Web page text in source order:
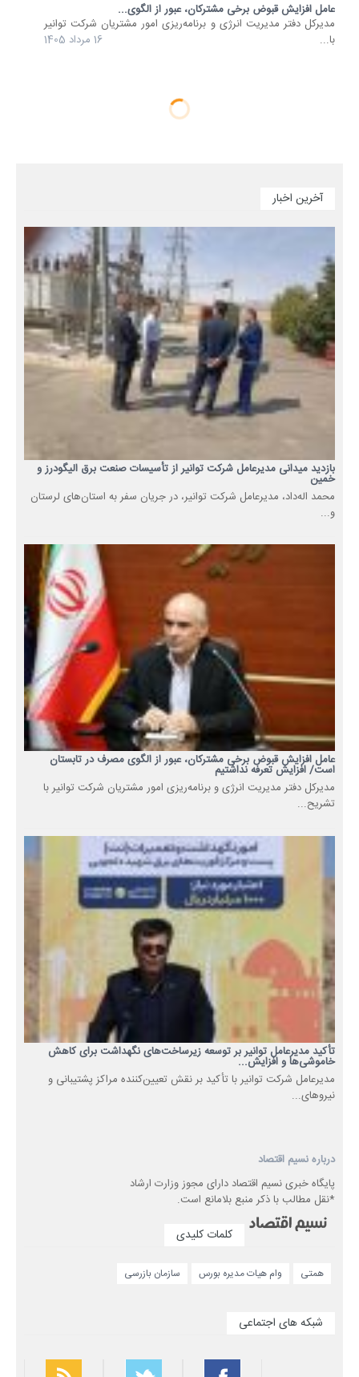
عامل افزایش قبوض برخی مشترکان، عبور از الگوی...
مدیرکل دفتر مدیریت انرژی و برنامه‌ریزی امور مشتریان شرکت توانیر
با...
16 مرداد 1405
آخرین اخبار
بازدید میدانی مدیرعامل شرکت توانیر از تأسیسات صنعت برق الیگودرز و
خمین
محمد اله‌داد، مدیرعامل شرکت توانیر، در جریان سفر به استان‌های لرستان
و...
عامل افزایش قبوض برخی مشترکان، عبور از الگوی مصرف در تابستان
است/ افزایش تعرفه نداشتیم
مدیرکل دفتر مدیریت انرژی و برنامه‌ریزی امور مشتریان شرکت توانیر با
تشریح...
تأکید مدیرعامل توانیر بر توسعه زیرساخت‌های نگهداشت برای کاهش
خاموشی‌ها و افزایش...
مدیرعامل شرکت توانیر با تأکید بر نقش تعیین‌کننده مراکز پشتیبانی و
نیروهای...
درباره نسیم اقتصاد
پایگاه خبری نسیم اقتصاد دارای مجوز وزارت ارشاد
*نقل مطالب با ذکر منبع بلامانع است.
کلمات کلیدی
همتی وام هیات مدیره بورس سازمان بازرسی
شبکه های اجتماعی